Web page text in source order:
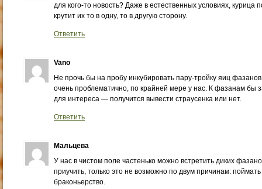
для кого-то новость? Даже в естественных условиях, курица
крутит их то в одну, то в другую сторону.
Ответить
Vano
Не прочь бы на пробу инкубировать пару-тройку яиц
очень проблематично, по крайней мере у нас. К фазанам бы
для интереса — получится вывести страусенка или нет.
Ответить
Мальцева
У нас в чистом поле частенько можно встретить диких
приучить, только это не возможно по двум причинам:
браконьерство.